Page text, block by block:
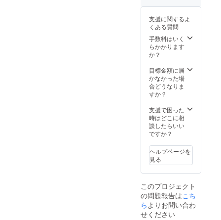
別途
6000円/
本で
す。 ※
支援
時、必
ベント
に参加
される
ご記入
くださ
い。
お名前
完了時
のホー
ム画像
をご提
示いた
場して
いただ
く形と
なりま
人テー
ブルの
ご案内
となり
※シャン
パン1本
付いて
いま
支援
時、必
ず備考
欄にイ
支援に関するよ
くある質問
手数料はいく
らかかります
か？
目標金額に届
かなかった場
合どうなりま
すか？
支援で困った
時はどこに相
談したらいい
ですか？
ヘルプページを
見る
このプロジェクト
の問題報告はこち
ら よりお問い合わ
せください